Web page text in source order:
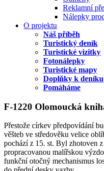
Reklamní
Nálepky
O projektu
Náš příběh
Turistický deník
Turistické vizitky
Fotonálepky
Turistické mapy
Doplňky k deníku
Pomáháme
F-1220 Olomoucká
Přestože církev předpovídání
věšteb ve středověku velice
pochází z 15. st. Byl zhotoven
propracovanou malířskou
funkční otočný mechanismus